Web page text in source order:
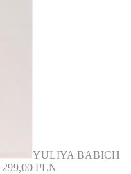
YULIYA BABICH
299,00 PLN